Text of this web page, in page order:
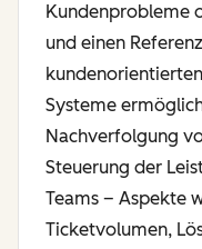
Kundenprobleme
und einen
Systeme
Nachverfolgung
Steuerung der
Teams – Aspekte
Ticketvolumen,